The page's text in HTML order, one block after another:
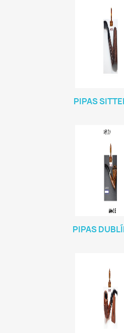
PIPAS
PIPAS